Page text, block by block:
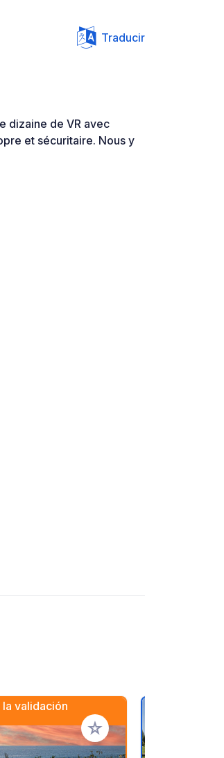
Traducir
dizaine de VR avec
et sécuritaire. Nous y
la validación
Añadir a tus favoritos